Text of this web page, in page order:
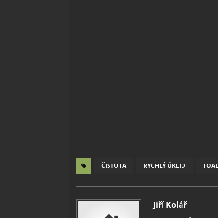
ČISTOTA RYCHLÝ ÚKLID
Jiří Kolář